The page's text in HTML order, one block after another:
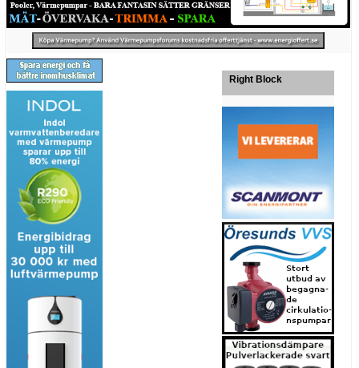
Right Block